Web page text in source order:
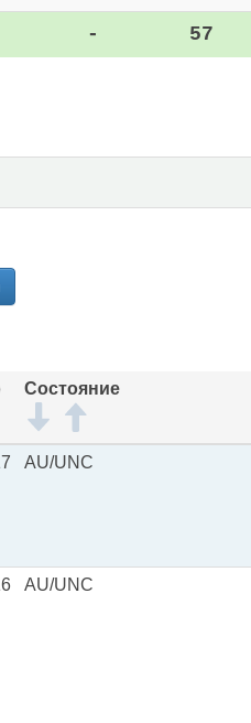
- 57
Состояние
AU/UNC
AU/UNC